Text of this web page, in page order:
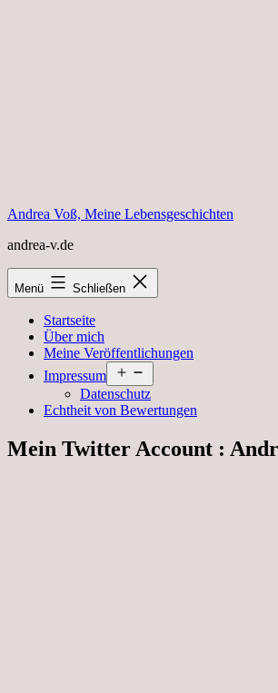
Andrea Voß, Meine Lebensgeschichten
andrea-v.de
Menü Schließen
Startseite
Über mich
Meine Veröffentlichungen
Impressum
öffnen
Datenschutz
Echtheit von Bewertungen
Mein Twitter Account :